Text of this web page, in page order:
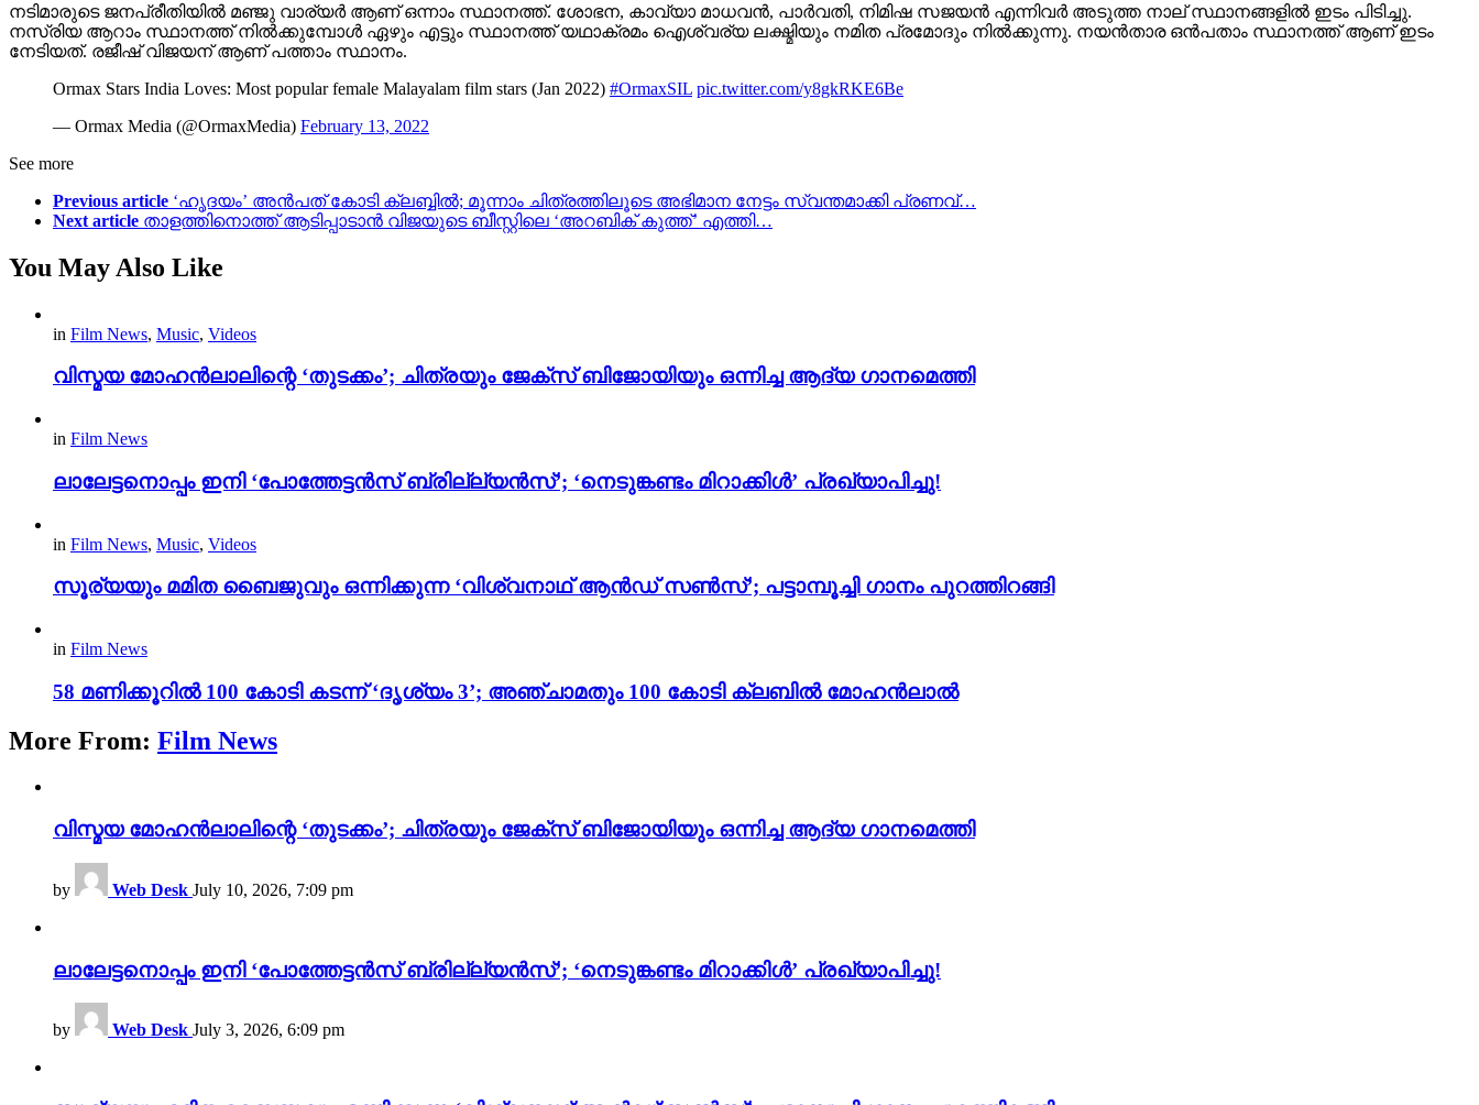
നടിമാരുടെ ജനപ്രീതിയിൽ മഞ്ജു വാര്യർ ആണ് ഒന്നാം സ്ഥാനത്ത്. ശോഭന, കാവ്യാ മാധവൻ, പാർവതി, നിമിഷ സജയൻ എന്നിവർ അടുത്ത നാല് സ്ഥാനങ്ങളിൽ ഇടം പിടിച്ചു.
നസ്രിയ ആറാം സ്ഥാനത്ത് നിൽക്കുമ്പോൾ ഏഴും എട്ടും സ്ഥാനത്ത് യഥാക്രമം ഐശ്വര്യ ലക്ഷ്മിയും നമിത പ്രമോദും നിൽക്കുന്നു. നയൻതാര ഒൻപതാം സ്ഥാനത്ത് ആണ് ഇടം
നേടിയത്. രജീഷ് വിജയന് ആണ് പത്താം സ്ഥാനം.
Ormax Stars India Loves: Most popular female Malayalam film stars (Jan 2022) #OrmaxSIL pic.twitter.com/y8gkRKE6Be
— Ormax Media (@OrmaxMedia) February 13, 2022
See more
Previous article ‘ഹൃദയം’ അൻപത് കോടി ക്ലബ്ബിൽ; മൂന്നാം ചിത്രത്തിലൂടെ അഭിമാന നേട്ടം സ്വന്തമാക്കി പ്രണവ്…
Next article താളത്തിനൊത്ത് ആടിപ്പാടാൻ വിജയുടെ ബീസ്റ്റിലെ ‘അറബിക് കുത്ത്’ എത്തി…
You May Also Like
in Film News, Music, Videos
വിസ്മയ മോഹൻലാലിന്റെ ‘തുടക്കം’; ചിത്രയും ജേക്സ് ബിജോയിയും ഒന്നിച്ച ആദ്യ ഗാനമെത്തി
in Film News
ലാലേട്ടനൊപ്പം ഇനി ‘പോത്തേട്ടൻസ് ബ്രില്ല്യൻസ്’; ‘നെടുങ്കണ്ടം മിറാക്കിൾ’ പ്രഖ്യാപിച്ചു!
in Film News, Music, Videos
സൂര്യയും മമിത ബൈജുവും ഒന്നിക്കുന്ന ‘വിശ്വനാഥ് ആൻഡ് സൺസ്’; പട്ടാമ്പൂച്ചി ഗാനം പുറത്തിറങ്ങി
in Film News
58 മണിക്കൂറിൽ 100 കോടി കടന്ന് ‘ദൃശ്യം 3’; അഞ്ചാമതും 100 കോടി ക്ലബിൽ മോഹൻലാൽ
More From: Film News
വിസ്മയ മോഹൻലാലിന്റെ ‘തുടക്കം’; ചിത്രയും ജേക്സ് ബിജോയിയും ഒന്നിച്ച ആദ്യ ഗാനമെത്തി
by Web Desk July 10, 2026, 7:09 pm
ലാലേട്ടനൊപ്പം ഇനി ‘പോത്തേട്ടൻസ് ബ്രില്ല്യൻസ്’; ‘നെടുങ്കണ്ടം മിറാക്കിൾ’ പ്രഖ്യാപിച്ചു!
by Web Desk July 3, 2026, 6:09 pm